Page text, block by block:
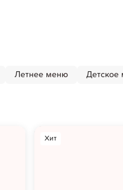
Летнее меню Детское
Хит